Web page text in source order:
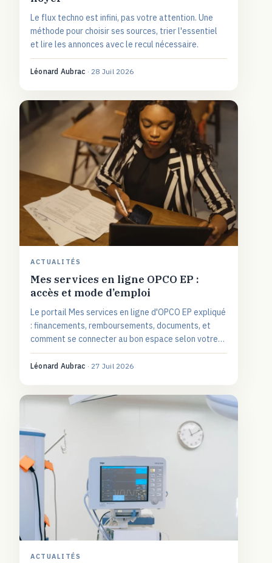
Le flux techno est infini, pas votre attention. Une
méthode pour choisir ses sources, trier l'essentiel
et lire les annonces avec le recul nécessaire.
Léonard Aubrac · 28 Juil 2026
ACTUALITÉS
Mes services en ligne OPCO EP :
accès et mode d’emploi
Le portail Mes services en ligne d'OPCO EP expliqué
: financements, remboursements, documents, et
comment se connecter au bon espace selon votre
profil.
Léonard Aubrac · 27 Juil 2026
ACTUALITÉS